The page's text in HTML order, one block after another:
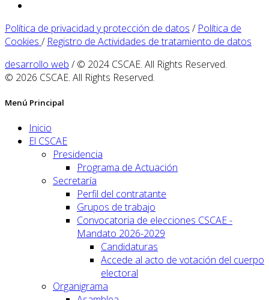
Política de privacidad y protección de datos / Política de
Cookies / Registro de Actividades de tratamiento de datos
desarrollo web / © 2024 CSCAE. All Rights Reserved.
© 2026 CSCAE. All Rights Reserved.
Menú Principal
Inicio
El CSCAE
Presidencia
Programa de Actuación
Secretaría
Perfil del contratante
Grupos de trabajo
Convocatoria de elecciones CSCAE -
Mandato 2026-2029
Candidaturas
Accede al acto de votación del cuerpo
electoral
Organigrama